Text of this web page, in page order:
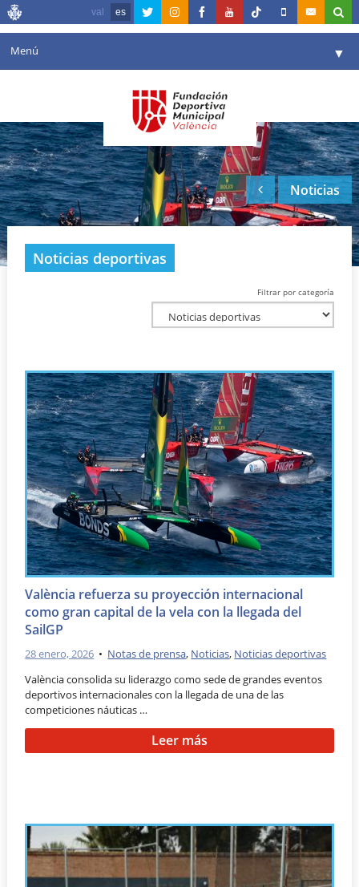
val es
Menú ▼
Agenda
Instalaciones ▼
Comunicación ▼
Valencia en deporte
Portal de Transparencia
Noticias
Noticias deportivas
Filtrar por categoría
València refuerza su proyección internacional
como gran capital de la vela con la llegada del
SailGP
28 enero, 2026 • Notas de prensa, Noticias, Noticias deportivas
València consolida su liderazgo como sede de grandes eventos
deportivos internacionales con la llegada de una de las
competiciones náuticas …
Leer más